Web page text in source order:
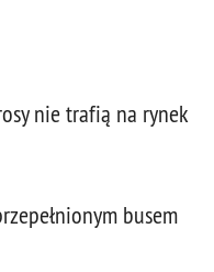
nie trafią na rynek
busem